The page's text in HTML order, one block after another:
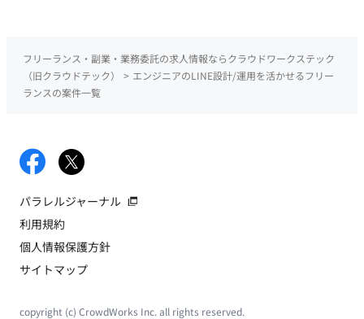
フリーランス・副業・業務委託の求人情報ならクラウドワークステック
（旧クラウドテック）
> エンジニアのLINE設計/運用を活かせるフリー
ランスの案件一覧
パラレルジャーナル
利用規約
個人情報保護方針
サイトマップ
copyright (c) CrowdWorks Inc. all rights reserved.